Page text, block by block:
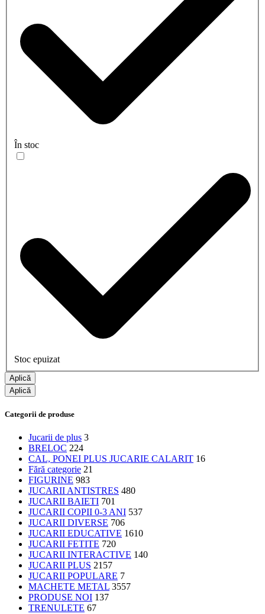
În stoc
Stoc epuizat
Aplică
Aplică
Categorii de produse
Jucarii de plus 3
BRELOC 224
CAL, PONEI PLUS JUCARIE CALARIT 16
Fără categorie 21
FIGURINE 983
JUCARII ANTISTRES 480
JUCARII BAIETI 701
JUCARII COPII 0-3 ANI 537
JUCARII DIVERSE 706
JUCARII EDUCATIVE 1610
JUCARII FETITE 720
JUCARII INTERACTIVE 140
JUCARII PLUS 2157
JUCARII POPULARE 7
MACHETE METAL 3557
PRODUSE NOI 137
TRENULETE 67